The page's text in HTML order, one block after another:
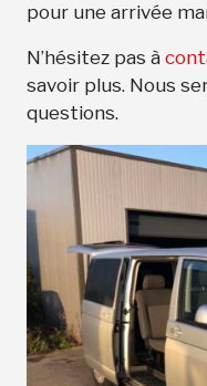
pour une arrivée
N’hésitez pas à
savoir plus. Nous
questions.